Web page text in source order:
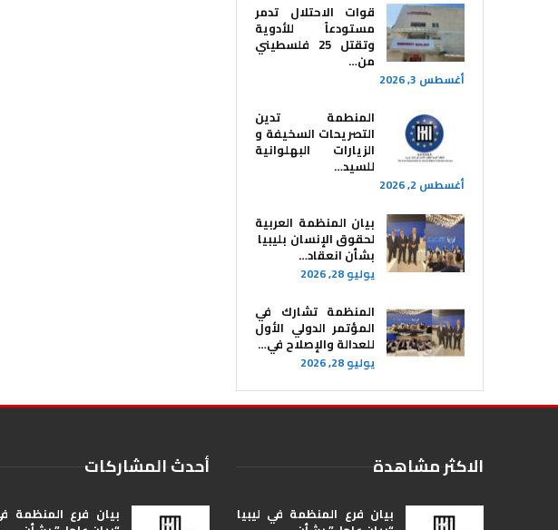
قوات الاحتلال تدمر
مستودعاً للأدوية
وتقتل 25 فلسطيني
من…
أغسطس 3, 2026
المنطمة تدين
التصريحات السخيفة و
الزيارات البهلوانية
للسيد…
أغسطس 2, 2026
بيان المنظمة العربية
لحقوق الإنسان بليبيا ​
بشأن انعقاد…
يوليو 28, 2026
المنظمة تشارك في
المؤتمر الدولي الأول
للعدالة والإصلاح في…
يوليو 28, 2026
الاكثر مشاهدة
بيان فرع المنظمة في ليبيا
أحدث المشاركات
بيان فرع المنظمة